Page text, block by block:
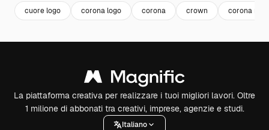
cuore logo corona logo corona crown corona re
La piattaforma creativa per realizzare i tuoi migliori lavori. Oltre
1 milione di abbonati tra creativi, imprese, agenzie e studi.
Italiano